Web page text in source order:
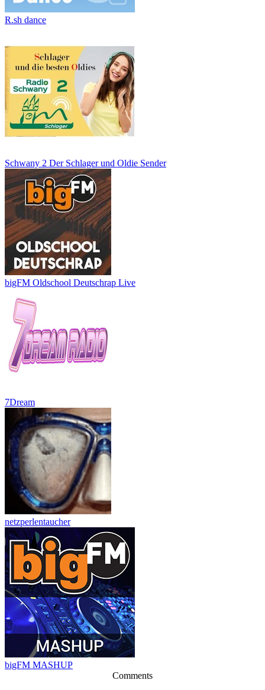
R.sh dance
Schwany 2 Der Schlager und Oldie Sender
bigFM Oldschool Deutschrap Live
7Dream
netzperlentaucher
bigFM MASHUP
Comments